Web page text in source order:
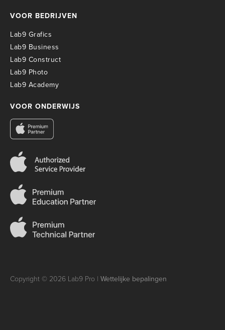
VOOR BEDRIJVEN
Lab9 Grafics
Lab9 Business
Lab9 Construct
Lab9 Photo
Lab9 Academy
VOOR ONDERWIJS
Copyright © 2026 Lab9 Pro | Wettelijke bepalingen